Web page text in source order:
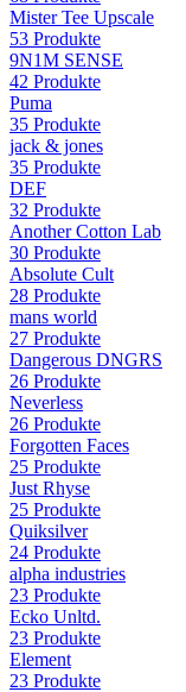
Mister Tee Upscale
53 Produkte
9N1M SENSE
42 Produkte
Puma
35 Produkte
jack & jones
35 Produkte
DEF
32 Produkte
Another Cotton Lab
30 Produkte
Absolute Cult
28 Produkte
mans world
27 Produkte
Dangerous DNGRS
26 Produkte
Neverless
26 Produkte
Forgotten Faces
25 Produkte
Just Rhyse
25 Produkte
Quiksilver
24 Produkte
alpha industries
23 Produkte
Ecko Unltd.
23 Produkte
Element
23 Produkte